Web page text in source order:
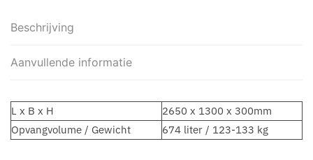
Beschrijving
Aanvullende informatie
L x B x H
2650 x 1300 x 300mm
Opvangvolume / Gewicht
674 liter / 123-133 kg